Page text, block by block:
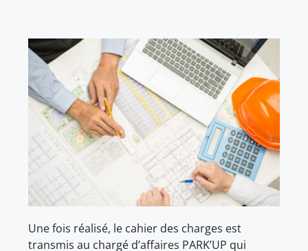
Une fois réalisé, le cahier des charges est
transmis au chargé d’affaires PARK’UP qui